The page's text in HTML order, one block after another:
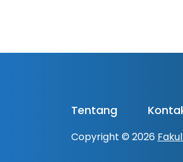
Tentang
Copyright © 2026